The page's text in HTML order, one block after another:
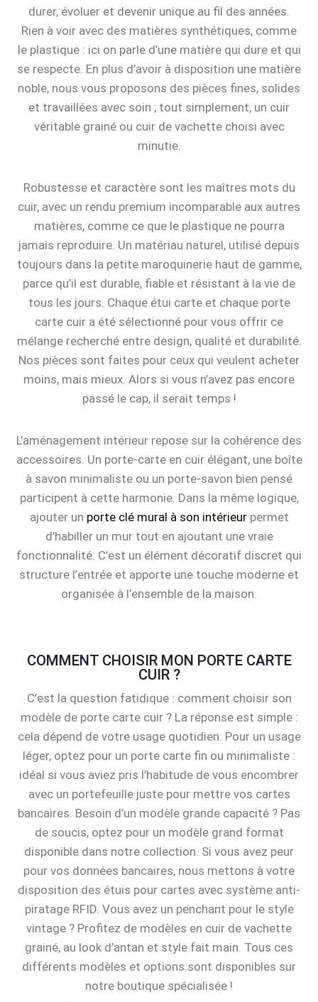
durer, évoluer et devenir unique au fil des années.
Rien à voir avec des matières synthétiques, comme
le plastique : ici on parle d’une matière qui dure et qui
se respecte. En plus d’avoir à disposition une matière
noble, nous vous proposons des pièces fines, solides
et travaillées avec soin ; tout simplement, un cuir
véritable grainé ou cuir de vachette choisi avec
minutie.
Robustesse et caractère sont les maîtres mots du
cuir, avec un rendu premium incomparable aux autres
matières, comme ce que le plastique ne pourra
jamais reproduire. Un matériau naturel, utilisé depuis
toujours dans la petite maroquinerie haut de gamme,
parce qu’il est durable, fiable et résistant à la vie de
tous les jours. Chaque étui carte et chaque porte
carte cuir a été sélectionné pour vous offrir ce
mélange recherché entre design, qualité et durabilité.
Nos pièces sont faites pour ceux qui veulent acheter
moins, mais mieux. Alors si vous n’avez pas encore
passé le cap, il serait temps !
L’aménagement intérieur repose sur la cohérence des
accessoires. Un porte-carte en cuir élégant, une boîte
à savon minimaliste ou un porte-savon bien pensé
participent à cette harmonie. Dans la même logique,
ajouter un porte clé mural à son intérieur permet
d’habiller un mur tout en ajoutant une vraie
fonctionnalité. C’est un élément décoratif discret qui
structure l’entrée et apporte une touche moderne et
organisée à l’ensemble de la maison.
COMMENT CHOISIR MON PORTE CARTE
CUIR ?
C’est la question fatidique : comment choisir son
modèle de porte carte cuir ? La réponse est simple :
cela dépend de votre usage quotidien. Pour un usage
léger, optez pour un porte carte fin ou minimaliste :
idéal si vous aviez pris l’habitude de vous encombrer
avec un portefeuille juste pour mettre vos cartes
bancaires. Besoin d’un modèle grande capacité ? Pas
de soucis, optez pour un modèle grand format
disponible dans notre collection. Si vous avez peur
pour vos données bancaires, nous mettons à votre
disposition des étuis pour cartes avec système anti-
piratage RFID. Vous avez un penchant pour le style
vintage ? Profitez de modèles en cuir de vachette
grainé, au look d’antan et style fait main. Tous ces
différents modèles et options sont disponibles sur
notre boutique spécialisée !